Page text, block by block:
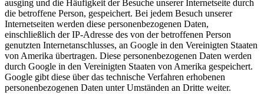
ausging und die Häufigkeit der Besuche unserer Internetseite durch
die betroffene Person, gespeichert. Bei jedem Besuch unserer
Internetseiten werden diese personenbezogenen Daten,
einschließlich der IP-Adresse des von der betroffenen Person
genutzten Internetanschlusses, an Google in den Vereinigten Staaten
von Amerika übertragen. Diese personenbezogenen Daten werden
durch Google in den Vereinigten Staaten von Amerika gespeichert.
Google gibt diese über das technische Verfahren erhobenen
personenbezogenen Daten unter Umständen an Dritte weiter.